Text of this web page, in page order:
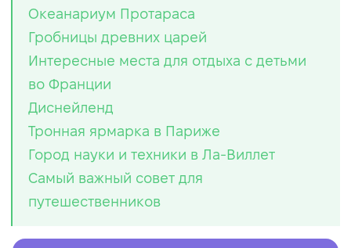
Океанариум Протараса
Гробницы древних царей
Интересные места для отдыха с детьми
во Франции
Диснейленд
Тронная ярмарка в Париже
Город науки и техники в Ла-Виллет
Самый важный совет для
путешественников